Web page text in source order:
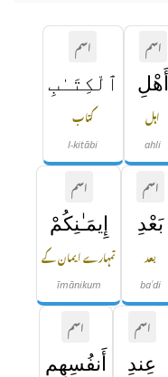
اسم
أَهْلِ
اہل
ahli
اسم
ٱلْكِتَـٰبِ
کتاب
l-kitābi
اسم
بَعْدِ
بعد
baʿdi
اسم
إِيمَـٰنِكُمْ
تمہارے ایمان کے
īmānikum
اسم
عِندِ
اسم
أَنفُسِهِم